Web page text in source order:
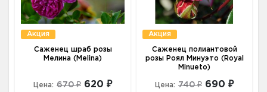
Акция
Саженец шраб розы
Мелина (Melina)
Цена: 670 ₽ 620 ₽
Акция
Саженец полиантовой
розы Роял Минуэто (Royal
Minueto)
Цена: 740 ₽ 690 ₽